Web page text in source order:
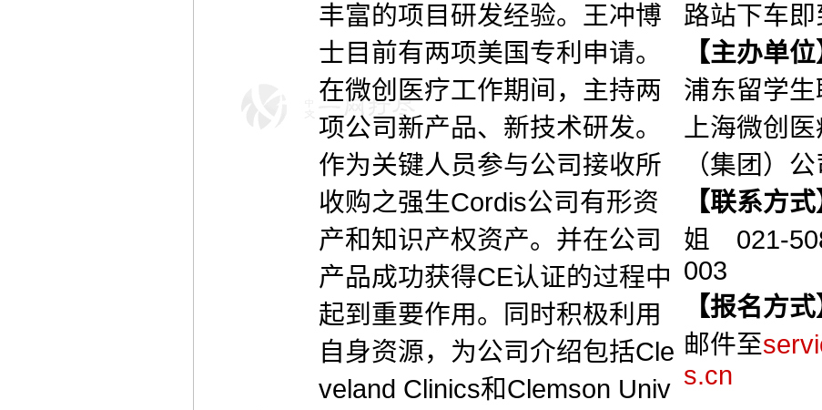
丰富的项目研发经验。王冲博
士目前有两项美国专利申请。
在微创医疗工作期间，主持两
项公司新产品、新技术研发。
作为关键人员参与公司接收所
收购之强生Cordis公司有形资
产和知识产权资产。并在公司
产品成功获得CE认证的过程中
起到重要作用。同时积极利用
自身资源，为公司介绍包括Cle
veland Clinics和Clemson Univ
路站下车即
【主办单位
浦东留学生
上海微创
（集团）公
【联系方式
姐 021-
003
【报名方式
邮件至
s.cn